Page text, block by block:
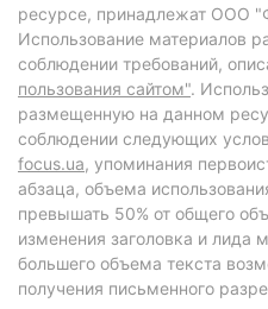
ресурсе, принадлежат ООО
Использование материалов
соблюдении требований,
пользования сайтом".
размещенную на данном
соблюдении следующих
focus.ua, упоминания
абзаца, объема
превышать 50% от общего
изменения заголовка и лида
большего объема текста
получения письменного